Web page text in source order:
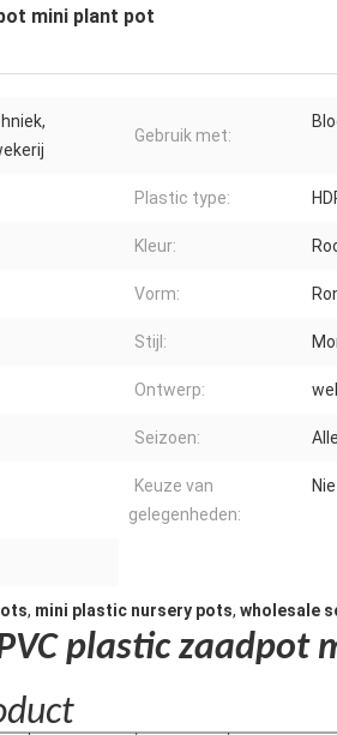
mini plant pot
Gebruik met:
Plastic type:
Kleur:
Vorm:
Stijl:
Ontwerp:
Seizoen:
Keuze van
gelegenheden:
, mini plastic nursery pots, wholesale
plastic zaadpot